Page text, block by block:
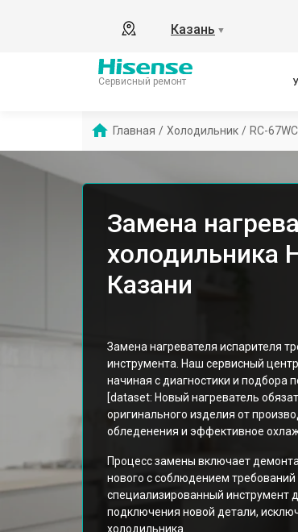
Казань ▼
Сервисный ремонт
Главная / Холодильник / RС-
Замена
холодильника
Казани
Замена нагревателя испарителя
инструмента. Наш сервисный
начиная с диагностики и подбора
[dataset: Новый нагреватель
оригинального изделия от
обледенения и эффективное
Процесс замены включает
нового с соблюдением требований
специализированный инструмент
подключения новой детали,
холодильника.